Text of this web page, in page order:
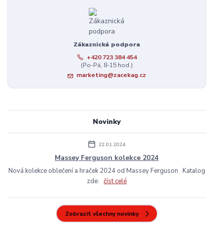
Zákaznická podpora
+420 723 384 454
(Po-Pá, 8-15 hod.)
marketing@zacekag.cz
Novinky
22.01.2024
Massey Ferguson kolekce 2024
Nová kolekce oblečení a hraček 2024 od Massey Ferguson Katalog
zde: číst celé
Zobrazit všechny novinky